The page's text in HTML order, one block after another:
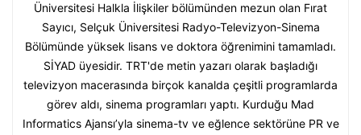
Üniversitesi Halkla İlişkiler bölümünden mezun olan Fırat
Sayıcı, Selçuk Üniversitesi Radyo-Televizyon-Sinema
Bölümünde yüksek lisans ve doktora öğrenimini tamamladı.
SİYAD üyesidir. TRT'de metin yazarı olarak başladığı
televizyon macerasında birçok kanalda çeşitli programlarda
görev aldı, sinema programları yaptı. Kurduğu Mad
Informatics Ajansı’yla sinema-tv ve eğlence sektörüne PR ve